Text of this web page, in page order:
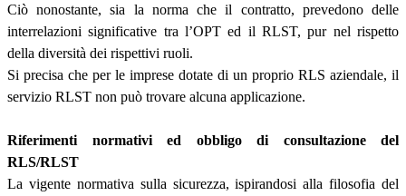
Ciò nonostante, sia la norma che il contratto, prevedono delle
interrelazioni significative tra l’OPT ed il RLST, pur nel rispetto
della diversità dei rispettivi ruoli.
Si precisa che per le imprese dotate di un proprio RLS aziendale, il
servizio RLST non può trovare alcuna applicazione.
Riferimenti normativi ed obbligo di consultazione del
RLS/RLST
La vigente normativa sulla sicurezza, ispirandosi alla filosofia del